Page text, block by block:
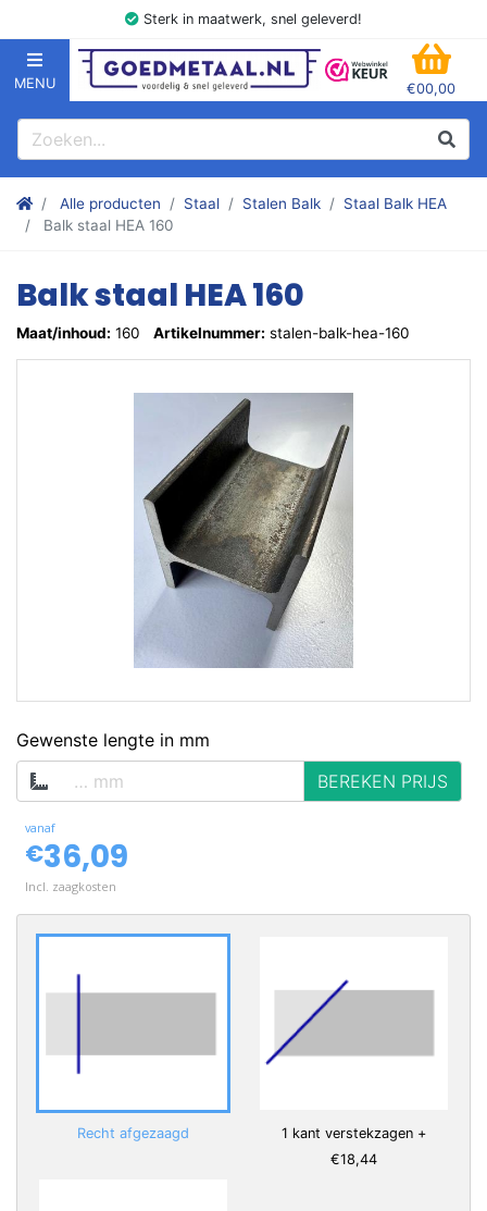
Sterk in maatwerk, snel geleverd!
MENU
GOEDMETAAL.NL
€00,00
Zoeken
Zoek
Stalen kokers, hoekstaal, Balk, Buizen Plat, Strippen, Plaat en
Alle producten Staal Stalen Balk
Staal Balk HEA
Balk staal HEA 160
Balk staal HEA 160
Maat/inhoud: 160 Artikelnummer: stalen-balk-hea-160
Gewenste lengte in mm
BEREKEN PRIJS
vanaf
€36,09
Incl. zaagkosten
Recht afgezaagd
1 kant verstekzagen +
€18,44